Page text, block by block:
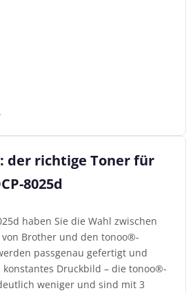
der richtige Toner für
8025d
haben Sie die Wahl zwischen
Brother und den tonoo®-
passgenau gefertigt und
Druckbild – die tonoo®-
weniger und sind mit 3